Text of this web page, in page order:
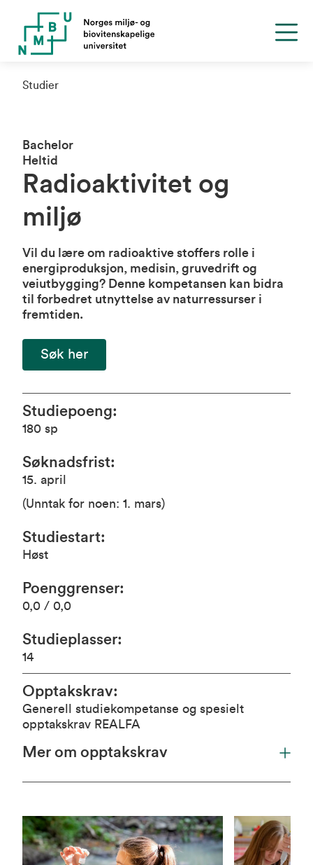
Studier
Bachelor
Heltid
Radioaktivitet og
miljø
Vil du lære om radioaktive stoffers rolle i
energiproduksjon, medisin, gruvedrift og
veiutbygging? Denne kompetansen kan bidra
til forbedret utnyttelse av naturressurser i
fremtiden.
Søk her
Studiepoeng:
180 sp
Søknadsfrist:
15. april
(Unntak for noen: 1. mars)
Studiestart:
Høst
Poenggrenser:
0,0 / 0,0
Studieplasser:
14
Opptakskrav:
Generell studiekompetanse og spesielt
opptakskrav REALFA
Mer om opptakskrav